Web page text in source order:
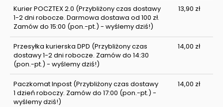
Kurier POCZTEX 2.0 (Przybliżony czas dostawy
1-2 dni robocze. Darmowa dostawa od 100 zł.
Zamów do 15:00 (pon.-pt.) - wyślemy dziś!)
13,90 zł
Przesyłka kurierska DPD (Przybliżony czas
dostawy 1-2 dni robocze. Zamów do 14:30
(pon.-pt.) - wyślemy dziś!)
14,00 zł
Paczkomat Inpost(Przybliżony czas dostawy
1 dzień roboczy. Zamów do 17:00 (pon.-pt.) -
wyślemy dziś!)
14,00 zł